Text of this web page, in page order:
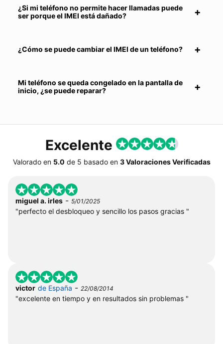
¿Si mi teléfono no permite hacer llamadas puede
ser porque el IMEI está dañado?
¿Cómo se puede cambiar el IMEI de un teléfono?
Mi teléfono se queda congelado en la pantalla de
inicio, ¿se puede reparar?
Excelente
Valorado en 5.0 de 5 basado en 3 Valoraciones Verificadas
miguel a. irles - 5/01/2025
"perfecto el desbloqueo y sencillo los pasos gracias "
victor de España - 22/08/2014
"excelente en tiempo y en resultados sin problemas "